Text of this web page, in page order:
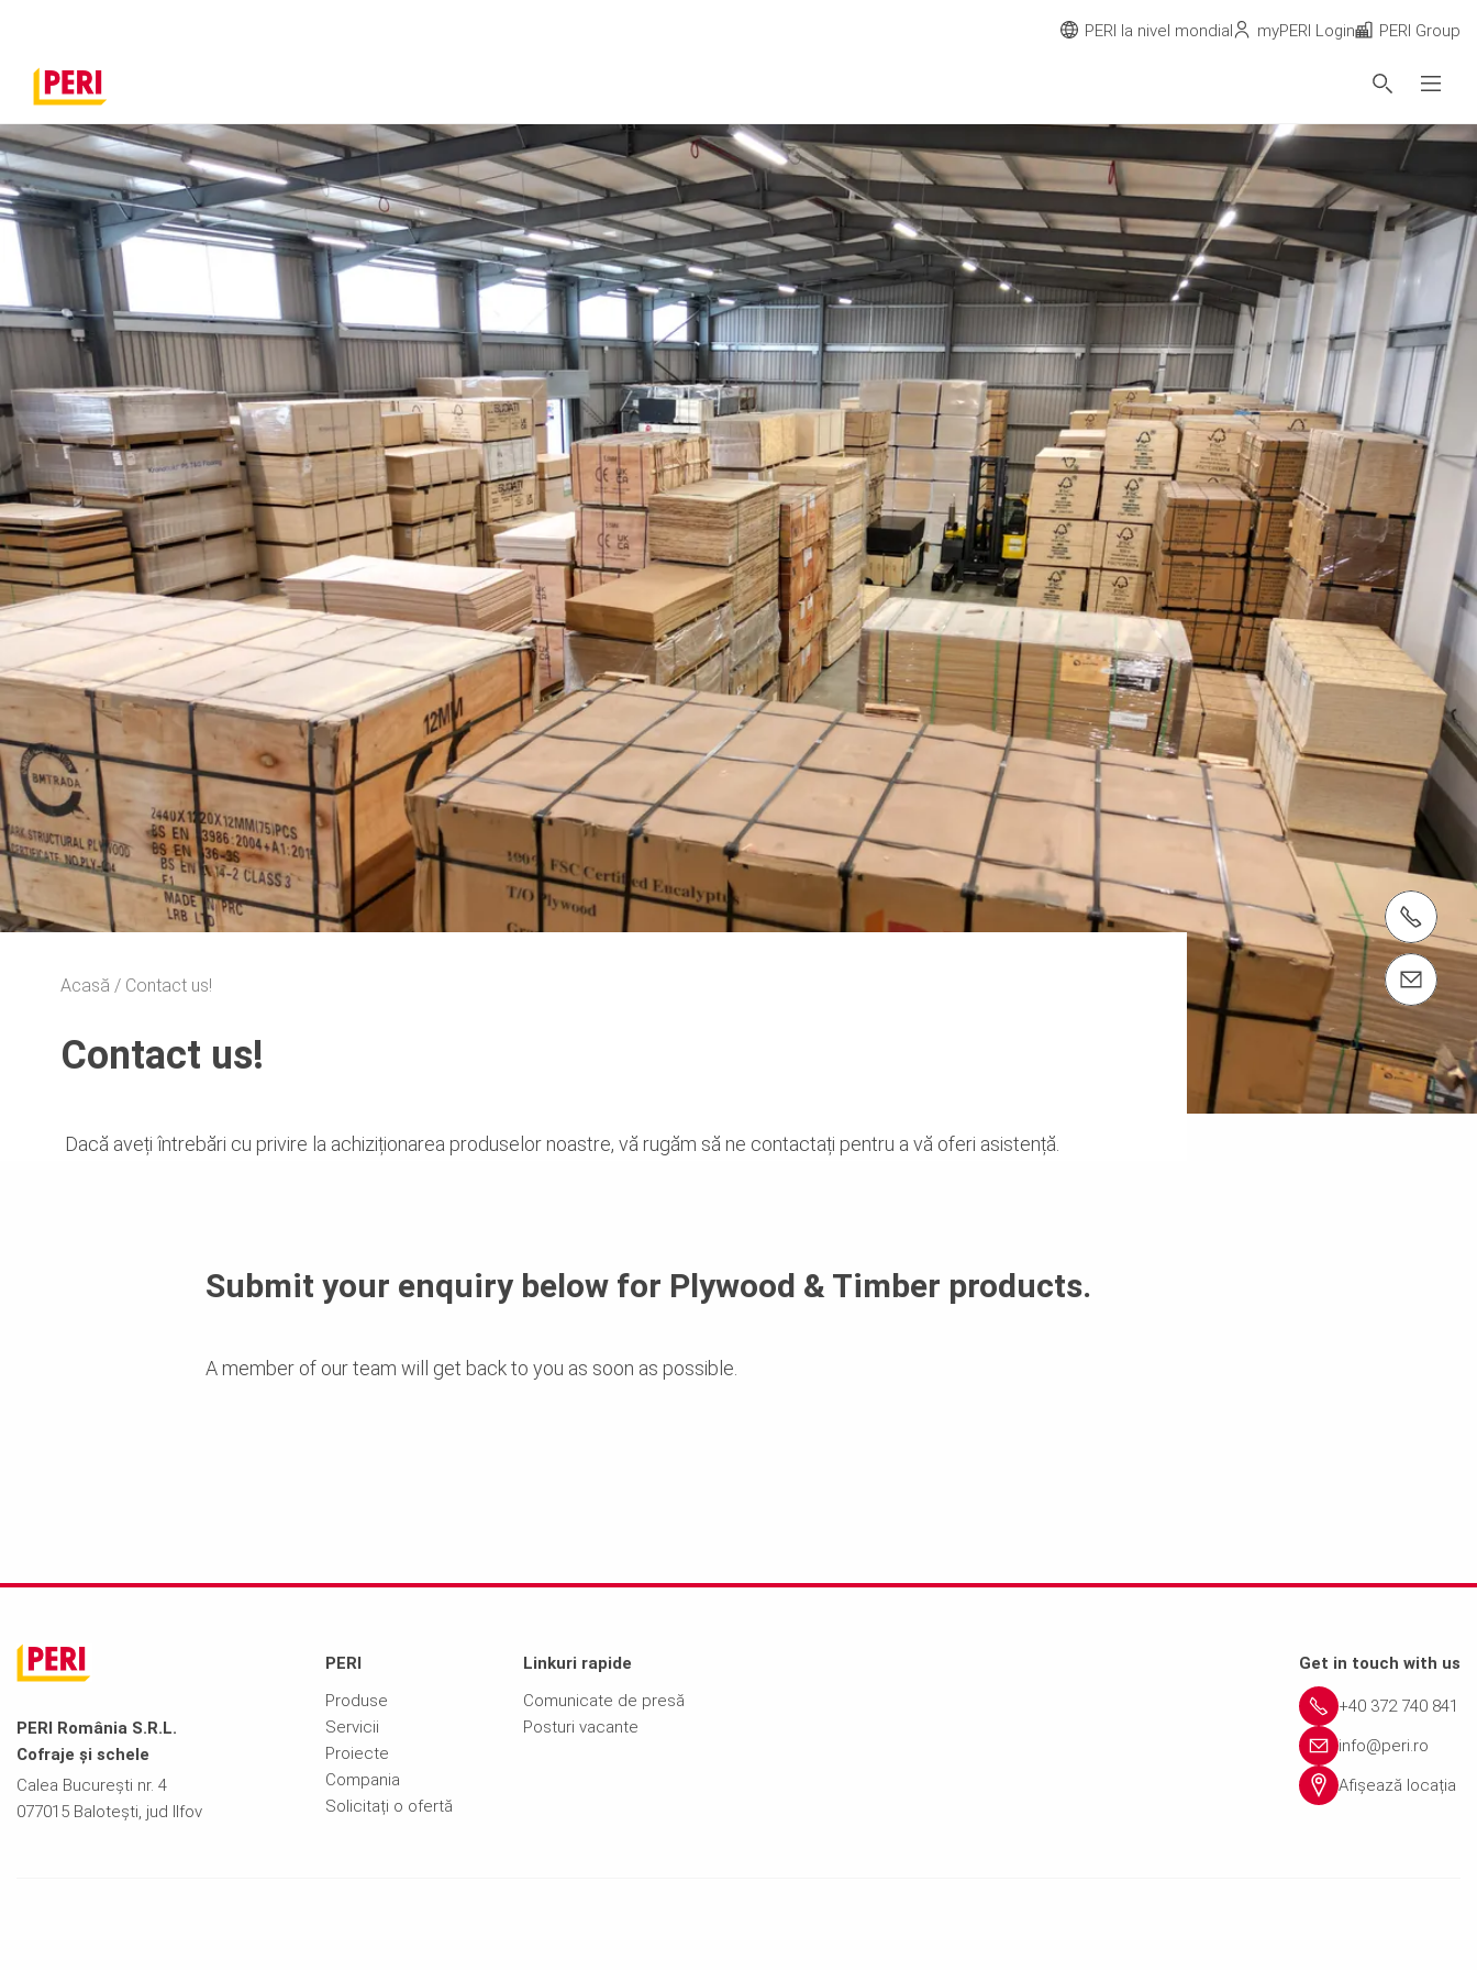
Apelați-ne +40 372 740 841
Contactaţi-ne info@peri.ro
Acasă Contact us!
Contact us!
Dacă aveți întrebări cu privire la achiziționarea produselor noastre, vă rugăm să ne contactați pentru a vă oferi asistență.
Submit your enquiry below for Plywood & Timber products.
A member of our team will get back to you as soon as possible.
PERI la nivel mondial myPERI Login PERI Group
PERI România S.R.L.
Cofraje și schele
Calea București nr. 4
077015 Balotești, jud Ilfov
PERI
Produse
Servicii
Proiecte
Compania
Solicitați o ofertă
Linkuri rapide
Comunicate de presă
Posturi vacante
Get in touch with us
+40 372 740 841
info@peri.ro
Afișează locația